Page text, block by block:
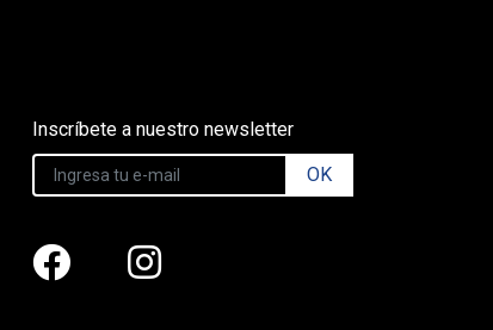
Inscríbete a nuestro newsletter
OK